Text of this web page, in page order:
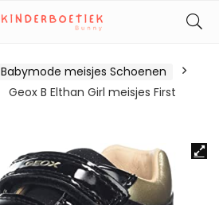
Babymode meisjes Schoenen
Geox B Elthan Girl meisjes First